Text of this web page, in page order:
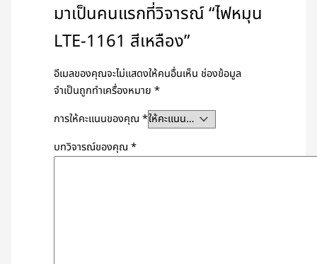
มาเป็นคนแรกที่วิจารณ์ “ไฟหมุน
LTE-1161 สีเหลือง”
อีเมลของคุณจะไม่แสดงให้คนอื่นเห็น ช่องข้อมูล
จำเป็นถูกทำเครื่องหมาย*
การให้คะแนนของคุณ*
บทวิจารณ์ของคุณ*